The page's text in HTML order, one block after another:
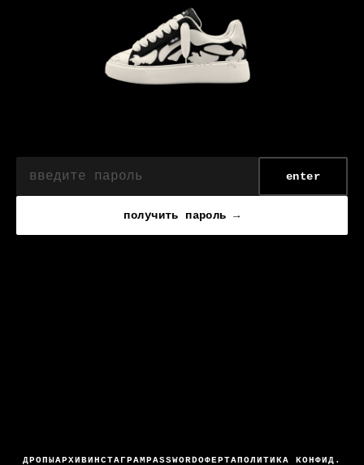
enter
получить пароль →
ДРОПЫАРХИВИНСТАГРАМPASSWORDОФЕРТАПОЛИТИКА КОНФИД.